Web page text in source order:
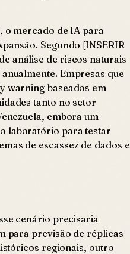
o mercado de IA para
Segundo [INSERIR
análise de riscos naturais
Empresas que
warning baseados em
tanto no setor
embora um
laboratório para testar
de escassez de dados e
cenário precisaria
para previsão de réplicas
regionais, outro